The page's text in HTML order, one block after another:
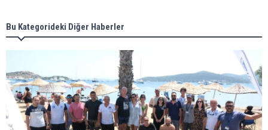
Bu Kategorideki Diğer Haberler